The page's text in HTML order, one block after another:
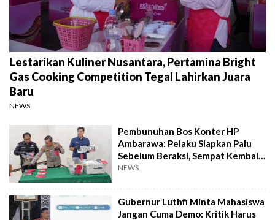
Lestarikan Kuliner Nusantara, Pertamina Bright
Gas Cooking Competition Tegal Lahirkan Juara
Baru
NEWS
Pembunuhan Bos Konter HP
Ambarawa: Pelaku Siapkan Palu
Sebelum Beraksi, Sempat Kembali
Datangi TKP
NEWS
Gubernur Luthfi Minta Mahasiswa
Jangan Cuma Demo: Kritik Harus